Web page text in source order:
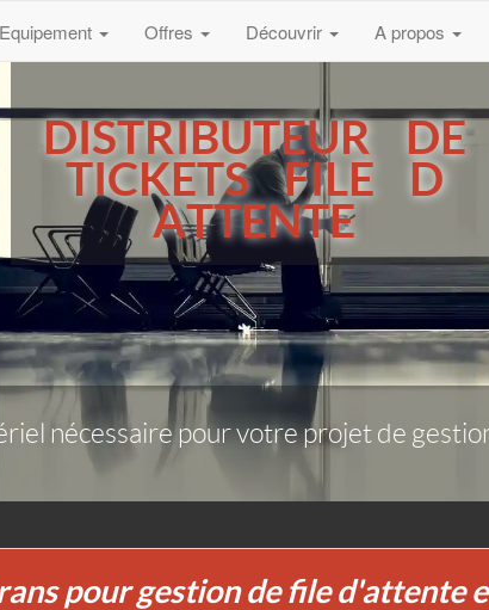
Equipement Offres Découvrir A propos
DISTRIBUTEUR DE
TICKETS FILE D
ATTENTE
nécessaire pour votre projet de
pour gestion de file d'attente